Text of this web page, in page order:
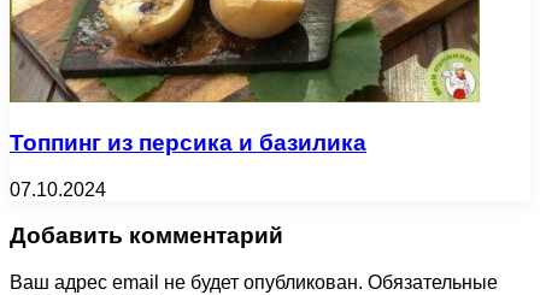
Топпинг из персика и базилика
07.10.2024
Добавить комментарий
Ваш адрес email не будет опубликован. Обязательные